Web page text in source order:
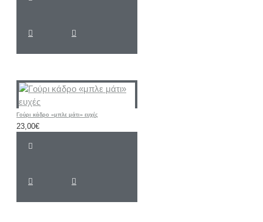
Γούρι κάδρο «μπλε μάτι» ευχές
23,00€